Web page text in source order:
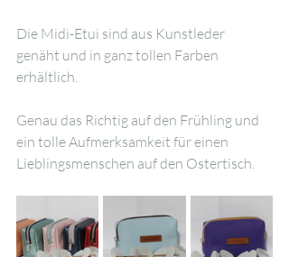
Die Midi-Etui sind aus Kunstleder
genäht und in ganz tollen Farben
erhältlich.
Genau das Richtig auf den Frühling und
ein tolle Aufmerksamkeit für einen
Lieblingsmenschen auf den Ostertisch.